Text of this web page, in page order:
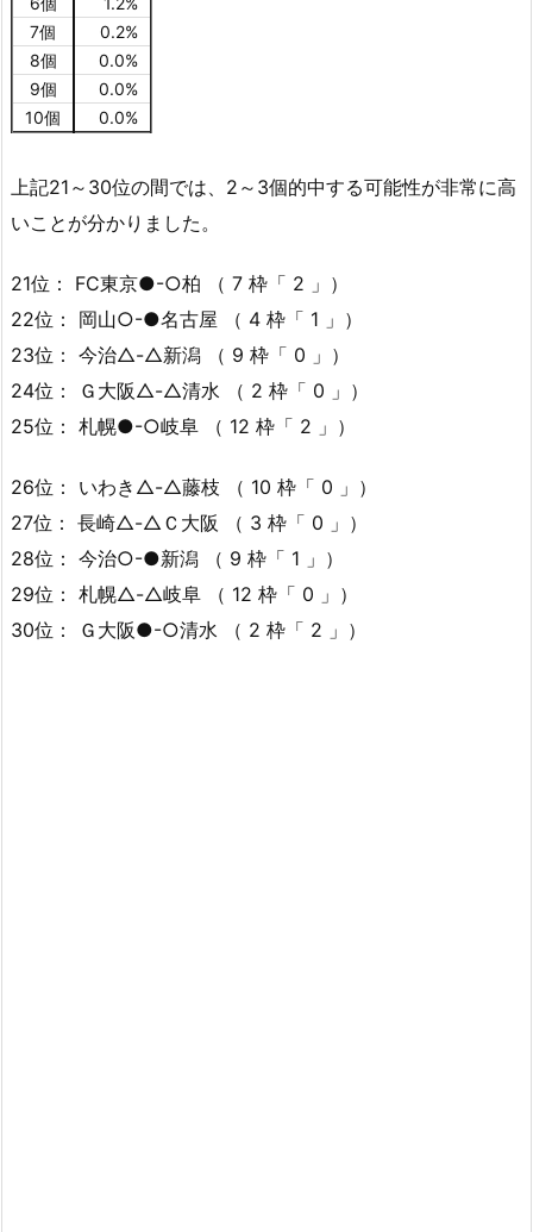
7個
0.2%
8個
0.0%
9個
0.0%
10個
0.0%
上記21～30位の間では、2～3個的中する可能性が非常に高
いことが分かりました。
21位： FC東京●-○柏 （ 7 枠「 2 」）
22位： 岡山○-●名古屋 （ 4 枠「 1 」）
23位： 今治△-△新潟 （ 9 枠「 0 」）
24位： Ｇ大阪△-△清水 （ 2 枠「 0 」）
25位： 札幌●-○岐阜 （ 12 枠「 2 」）
26位： いわき△-△藤枝 （ 10 枠「 0 」）
27位： 長崎△-△Ｃ大阪 （ 3 枠「 0 」）
28位： 今治○-●新潟 （ 9 枠「 1 」）
29位： 札幌△-△岐阜 （ 12 枠「 0 」）
30位： Ｇ大阪●-○清水 （ 2 枠「 2 」）